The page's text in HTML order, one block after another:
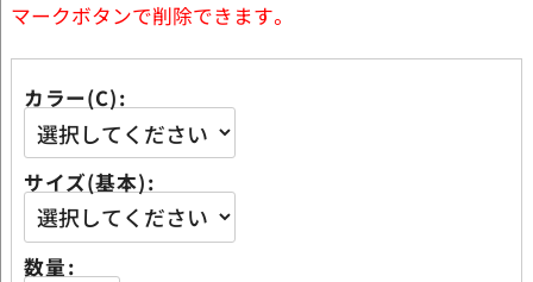
マークボタンで削除できます。
カラー(C)
サイズ(基本)
数量